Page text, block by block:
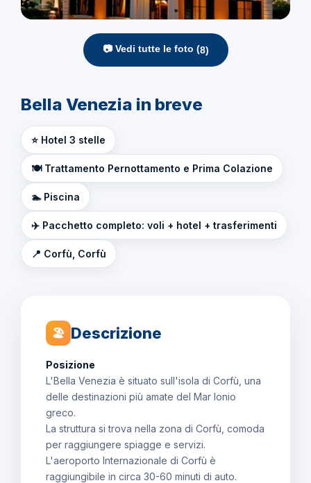
📷 Vedi tutte le foto (8)
Bella Venezia in breve
⭐ Hotel 3 stelle
🍽️ Trattamento Pernottamento e Prima Colazione
🏊 Piscina
✈️ Pacchetto completo: voli + hotel + trasferimenti
📍 Corfù, Corfù
🏖 Descrizione
Posizione
L'Bella Venezia è situato sull'isola di Corfù, una
delle destinazioni più amate del Mar Ionio
greco.
La struttura si trova nella zona di Corfù, comoda
per raggiungere spiagge e servizi.
L'aeroporto Internazionale di Corfù è
raggiungibile in circa 30-60 minuti di auto.